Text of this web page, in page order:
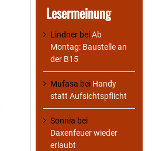
Lesermeinung
Lindner beiAb
Montag: Baustelle an
der B15
Mufasa bei Handy
statt Aufsichtspflicht
Sonnia bei
Daxenfeuer wieder
erlaubt